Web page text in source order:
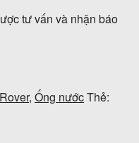
tư vấn và nhận báo
, Ống nướcThẻ: